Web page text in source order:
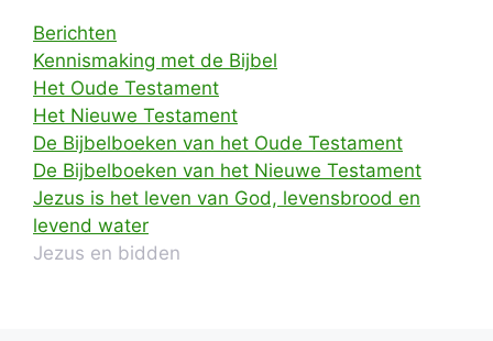
Berichten
Kennismaking met de Bijbel
Het Oude Testament
Het Nieuwe Testament
De Bijbelboeken van het Oude Testament
De Bijbelboeken van het Nieuwe Testament
Jezus is het leven van God, levensbrood en
levend water
Jezus en bidden